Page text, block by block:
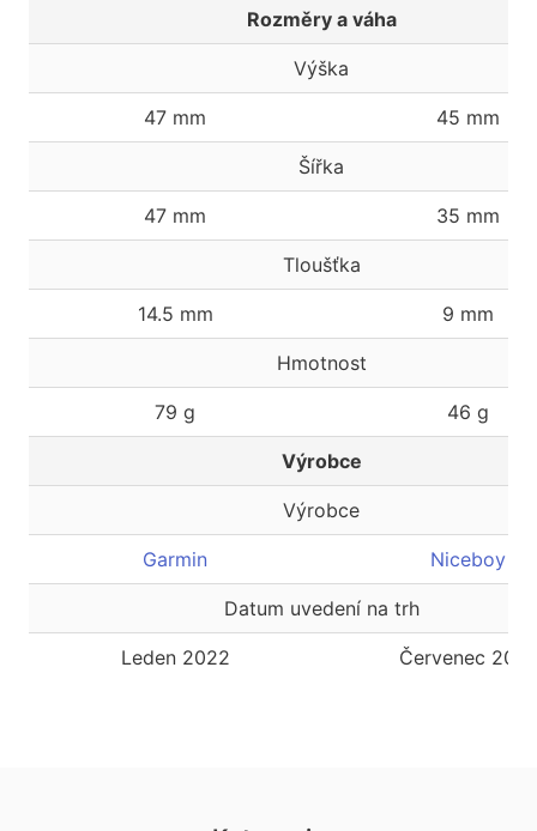
Rozměry a váha
Výška
47 mm 45 mm
Šířka
47 mm 35 mm
Tloušťka
14.5 mm 9 mm
Hmotnost
79 g 46 g
Výrobce
Výrobce
Garmin Niceboy
Datum uvedení na trh
Leden 2022 Červenec 2021